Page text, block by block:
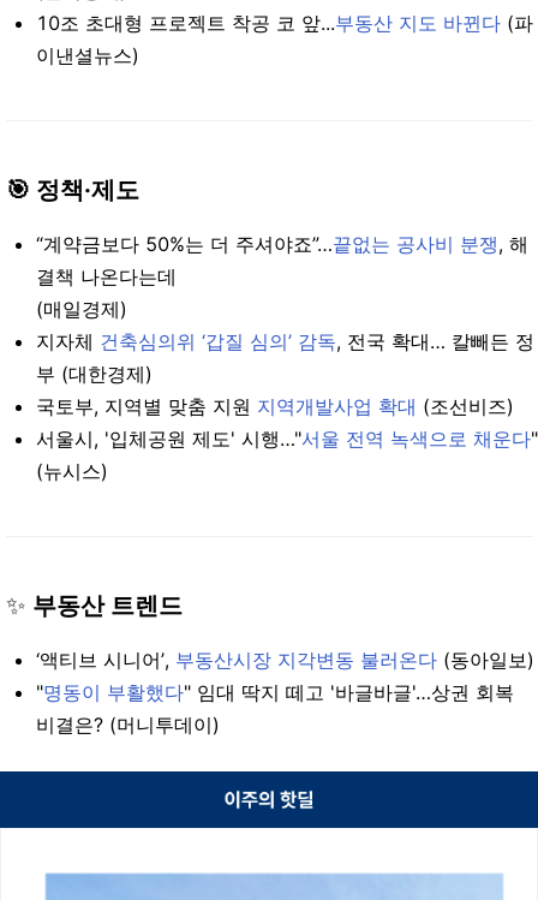
10조 초대형 프로젝트 착공 코 앞...부동산 지도 바뀐다 (파
이낸셜뉴스)
🎯 정책·제도
“계약금보다 50%는 더 주셔야죠”…끝없는 공사비 분쟁, 해
결책 나온다는데
(매일경제)
지자체 건축심의위 ‘갑질 심의’ 감독, 전국 확대… 칼빼든 정
부 (대한경제)
국토부, 지역별 맞춤 지원 지역개발사업 확대 (조선비즈)
서울시, '입체공원 제도' 시행…"서울 전역 녹색으로 채운다"
(뉴시스)
✨ 부동산 트렌드
‘액티브 시니어’, 부동산시장 지각변동 불러온다 (동아일보)
"명동이 부활했다" 임대 딱지 떼고 '바글바글'…상권 회복
비결은? (머니투데이)